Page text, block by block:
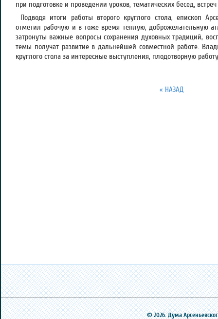
при подготовке и проведении уроков, тематических бесед,
Подводя итоги работы второго круглого стола, епископ
отметил рабочую и в тоже время теплую, доброжелательную
затронуты важные вопросы сохранения духовных традиций,
темы получат развитие в дальнейшей совместной работе.
круглого стола за интересные выступления, плодотворную
« НАЗАД
© 2026. Дума